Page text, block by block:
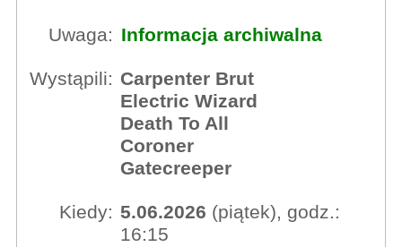
Uwaga: Informacja archiwalna
Wystąpili: Carpenter Brut
Electric Wizard
Death To All
Coroner
Gatecreeper
Kiedy: 5.06.2026 (piątek), godz.:
16:15